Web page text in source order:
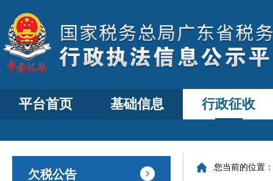
平台首页 基础信息 行政征收
欠税公告
您当前的位置